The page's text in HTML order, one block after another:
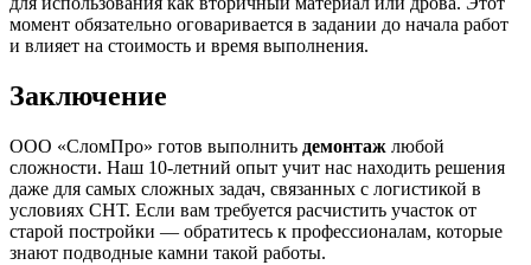
момент обязательно оговаривается в задании до начала работ
и влияет на стоимость и время выполнения.
Заключение
ООО «СломПро» готов выполнить демонтаж любой
сложности. Наш 10-летний опыт учит нас находить решения
даже для самых сложных задач, связанных с логистикой в
условиях СНТ. Если вам требуется расчистить участок от
старой постройки — обратитесь к профессионалам, которые
знают подводные камни такой работы.